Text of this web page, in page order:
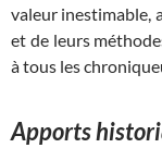
valeur inestimable,
et de leurs
à tous les
Apports